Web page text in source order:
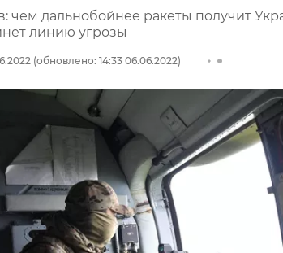
чем дальнобойнее ракеты получит
линию угрозы
(обновлено: 14:33 06.06.2022)